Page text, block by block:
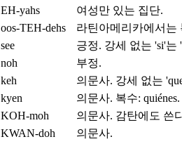
EH-yahs
여성만 있는 집단.
oos-TEH-dehs
라틴아메리카에서는
see
긍정. 강세 없는 'si'는
noh
부정.
keh
의문사. 강세 없는
kyen
의문사. 복수: quiénes.
KOH-moh
의문사. 감탄에도 쓴
KWAN-doh
의문사.